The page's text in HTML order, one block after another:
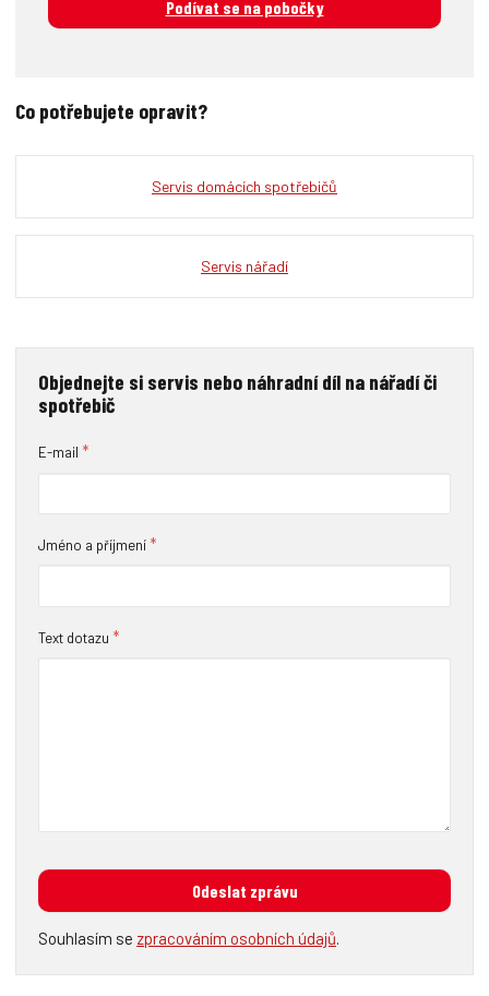
Podívat se na pobočky
Co potřebujete opravit?
Servis domácích spotřebičů
Servis nářadí
Objednejte si servis nebo náhradní díl na nářadí či
spotřebič
E-mail *
Jméno a příjmení *
Text dotazu *
Odeslat zprávu
Souhlasím se zpracováním osobních údajů.